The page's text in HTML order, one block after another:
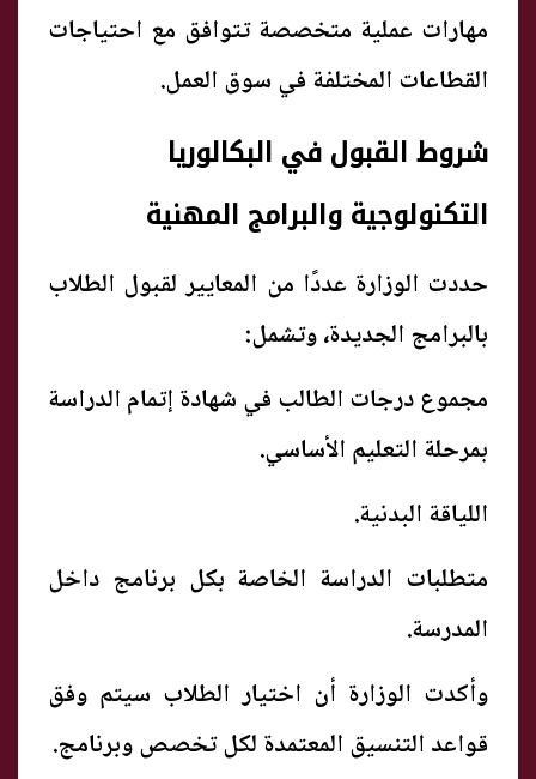
مهارات عملية متخصصة تتوافق مع احتياجات
القطاعات المختلفة في سوق العمل.
شروط القبول في البكالوريا
التكنولوجية والبرامج المهنية
حددت الوزارة عددًا من المعايير لقبول الطلاب
بالبرامج الجديدة، وتشمل:
مجموع درجات الطالب في شهادة إتمام الدراسة
بمرحلة التعليم الأساسي.
اللياقة البدنية.
متطلبات الدراسة الخاصة بكل برنامج داخل
المدرسة.
وأكدت الوزارة أن اختيار الطلاب سيتم وفق
قواعد التنسيق المعتمدة لكل تخصص وبرنامج.